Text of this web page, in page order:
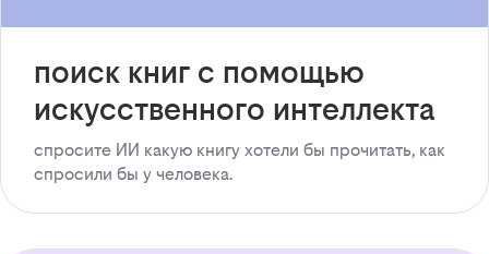
поиск книг с помощью
искусственного интеллекта
спросите ИИ какую книгу хотели бы прочитать, как
спросили бы у человека.